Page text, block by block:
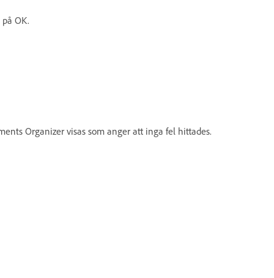
OK.
Organizer visas som anger att inga fel hittades.